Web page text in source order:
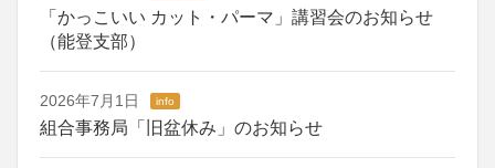
「かっこいい カット・パーマ」講習会のお知らせ
（能登支部）
2026年7月1日 info
組合事務局「旧盆休み」のお知らせ